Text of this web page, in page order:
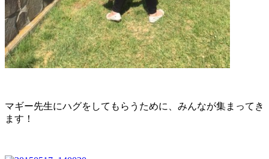
マギー先生にハグをしてもらうために、みんなが集まってき
ます！